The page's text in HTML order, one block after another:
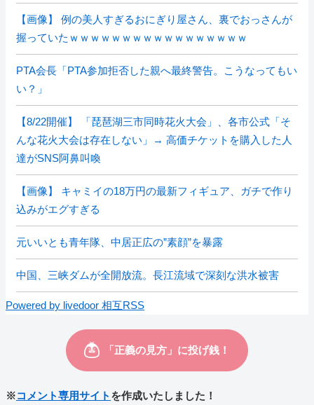
【画像】 例の美人すぎるおにぎり屋さん、裏でおっさんが
握っていたｗｗｗｗｗｗｗｗｗｗｗｗｗｗｗｗｗ
PTA会長「PTA参加拒否した親へ最終警告。こうなってもい
い？」
【8/22開催】 「琵琶湖三市同時花火大会」、各市公式「そ
んな花火大会は存在しない」→ 高価チケットを購入した人
達がSNS阿鼻叫喚
【画像】 キャミイの18万円の最新フィギュア、ガチで作り
込みがエグすぎる
元いいとも青年隊、中居正広の”素顔”を暴露
中国、三峡ダムが全開放流。長江流域で深刻な洪水被害
Powered by livedoor 相互RSS
※コメント専用サイト を作成いたしました！